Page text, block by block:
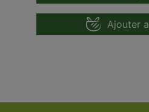
Ajouter